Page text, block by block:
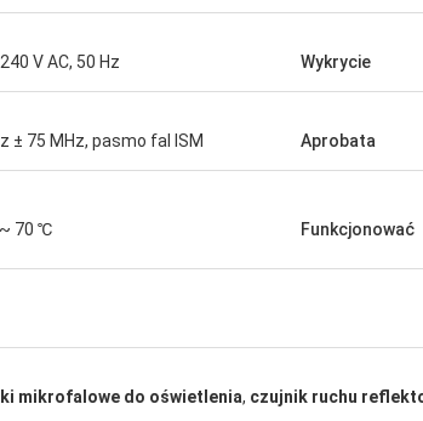
V AC, 50 Hz Wykrycie
± 75 MHz, pasmo fal ISM Aprobata
70 ℃ Funkcjonować
mikrofalowe do oświetlenia, czujnik ruchu